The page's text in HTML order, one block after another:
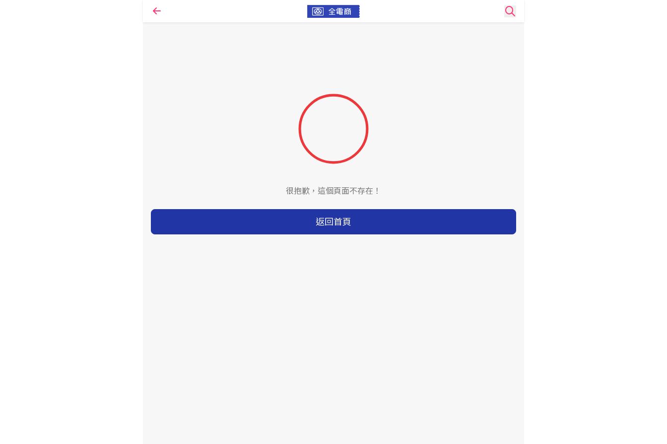
很抱歉，這個頁面不存在！
返回首頁